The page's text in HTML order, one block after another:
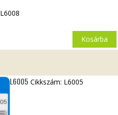
L6008
Kosárba
L6005 Cikkszám: L6005